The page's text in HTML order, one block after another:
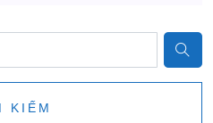
KIẾM